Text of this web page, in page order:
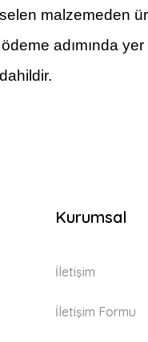
malzemeden
adımında
Kurumsal
İletişim
İletişim Formu